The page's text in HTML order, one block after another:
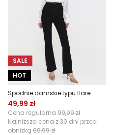
SALE
HOT
Spodnie damskie typu flare
49,99 zł
Cena regularna 99,99 zł
Najniższa cena z 30 dni przed
obniżką 69,99 zł